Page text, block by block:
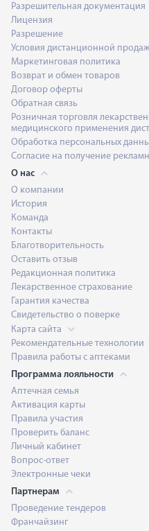
Разрешительная документация
Лицензия
Разрешение
Условия дистанционной
Маркетинговая политика
Возврат и обмен товаров
Договор оферты
Обратная связь
Розничная торговля
медицинского применения
Обработка персональных
Согласие на получение
О нас
О компании
История
Команда
Контакты
Благотворительность
Оставить отзыв
Редакционная политика
Лекарственное страхование
Гарантия качества
Свидетельство о поверке
Карта сайта
Рекомендательные технологии
Правила работы с аптеками
Программа лояльности
Аптечная семья
Активация карты
Правила участия
Проверить баланс
Личный кабинет
Вопрос-ответ
Электронные чеки
Партнерам
Проведение тендеров
Франчайзинг